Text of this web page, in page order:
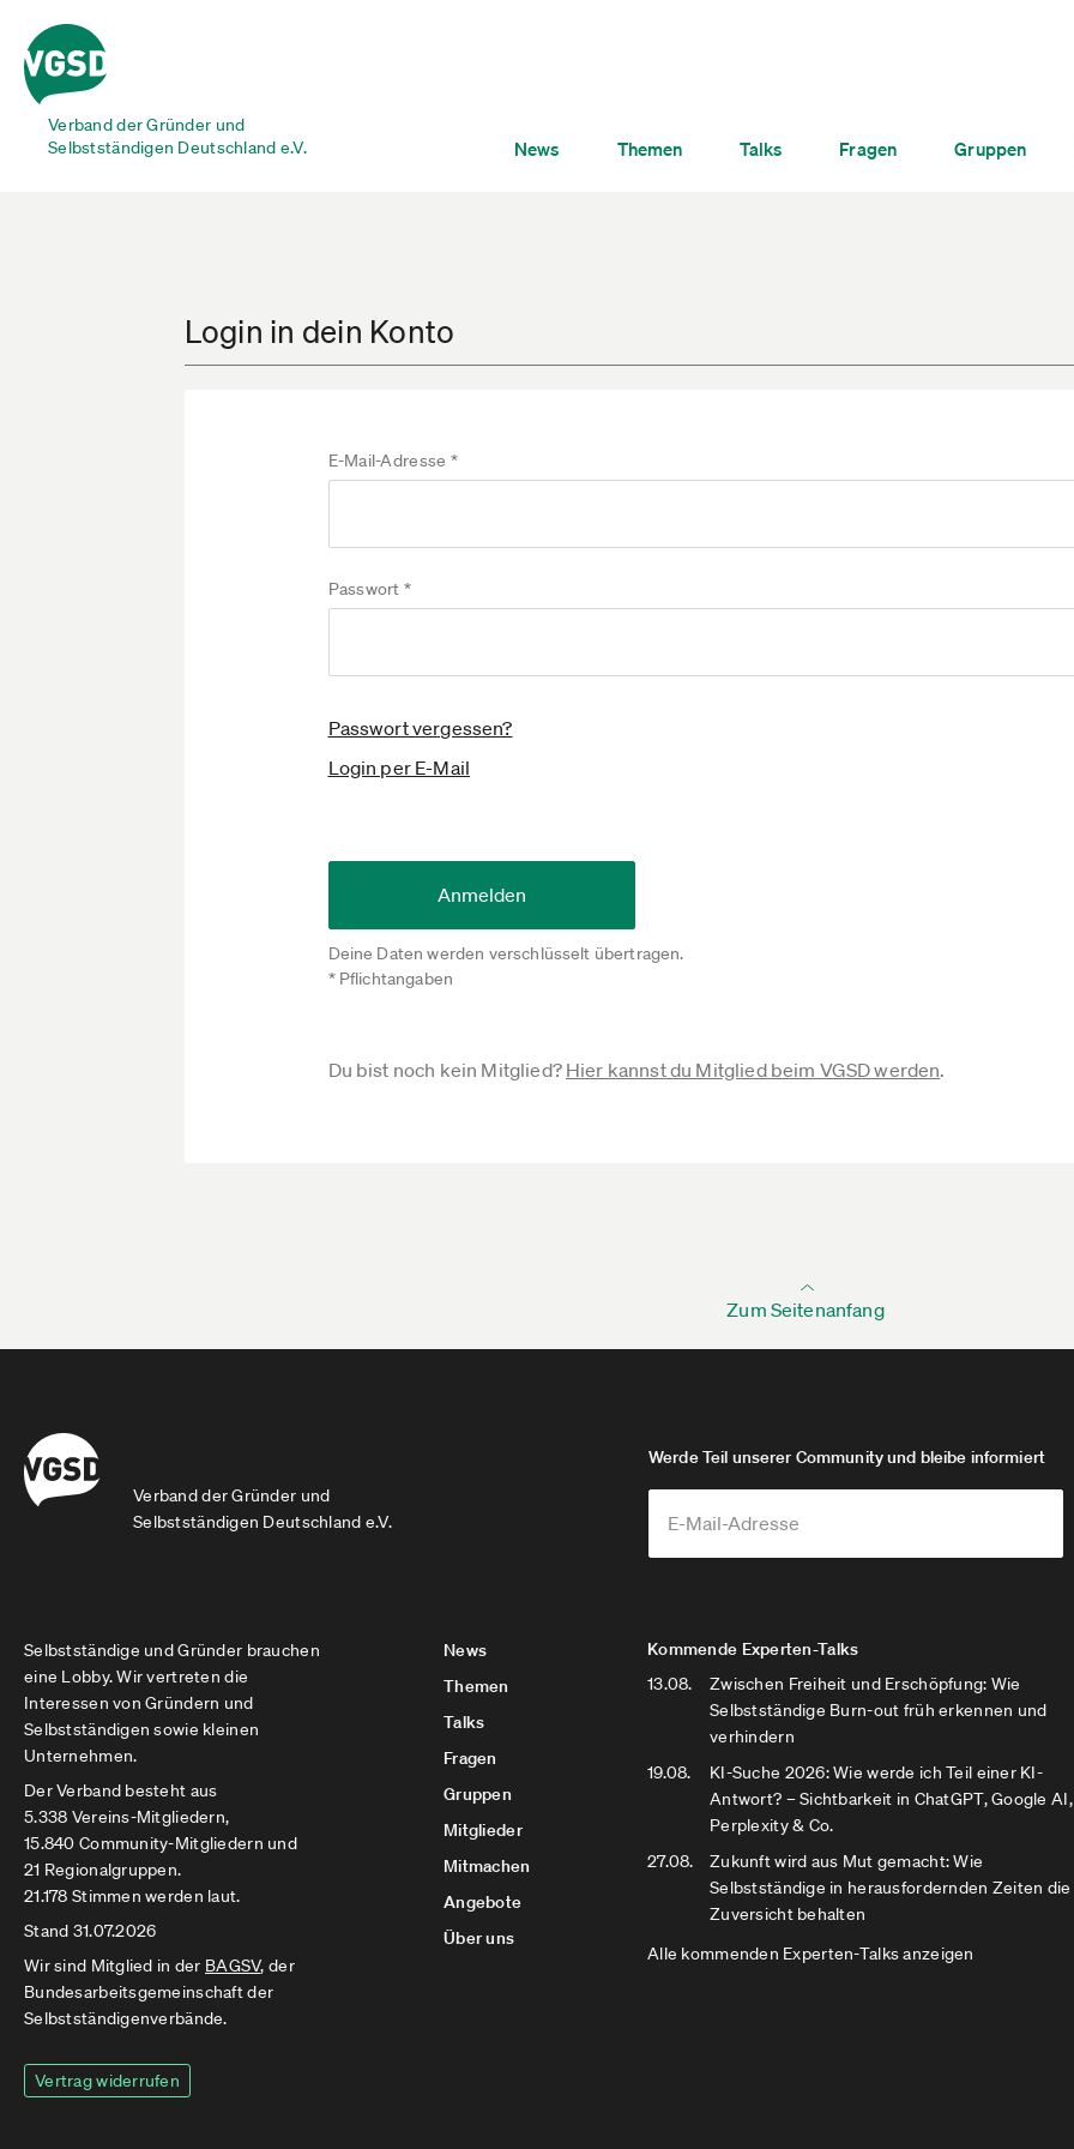
Verband der Gründer und
Selbstständigen Deutschland e.V.
News Themen Talks Fragen Gruppen
Login in dein Konto
E-Mail-Adresse *
Passwort *
Passwort vergessen?
Login per E-Mail
Anmelden
Deine Daten werden verschlüsselt übertragen.
* Pflichtangaben
Du bist noch kein Mitglied? Hier kannst du Mitglied beim VGSD werden.
Zum Seitenanfang
Verband der Gründer und
Selbstständigen Deutschland e.V.
Werde Teil unserer Community und bleibe informiert
Selbstständige und Gründer brauchen
eine Lobby. Wir vertreten die
Interessen von Gründern und
Selbstständigen sowie kleinen
Unternehmen.
Der Verband besteht aus
5.338 Vereins-Mitgliedern,
15.840 Community-Mitgliedern und
21 Regionalgruppen.
21.178 Stimmen werden laut.
Stand 31.07.2026
Wir sind Mitglied in der BAGSV, der
Bundesarbeitsgemeinschaft der
Selbstständigenverbände.
Vertrag widerrufen
News
Themen
Talks
Fragen
Gruppen
Mitglieder
Mitmachen
Angebote
Über uns
Kommende Experten-Talks
13.08.
Zwischen Freiheit und Erschöpfung: Wie
Selbstständige Burn-out früh erkennen und
verhindern
19.08.
KI-Suche 2026: Wie werde ich Teil einer KI-
Antwort? – Sichtbarkeit in ChatGPT, Google AI,
Perplexity & Co.
27.08.
Zukunft wird aus Mut gemacht: Wie
Selbstständige in herausfordernden Zeiten die
Zuversicht behalten
Alle kommenden Experten-Talks anzeigen